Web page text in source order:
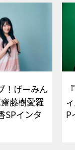
！げーみん
藤樹愛羅
SPインタ